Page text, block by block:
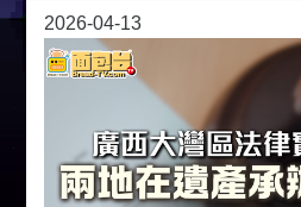
2026-04-13